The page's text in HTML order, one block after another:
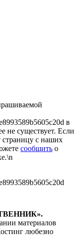
в
не существует. Если
с наших
сообщить о
материалов
любезно